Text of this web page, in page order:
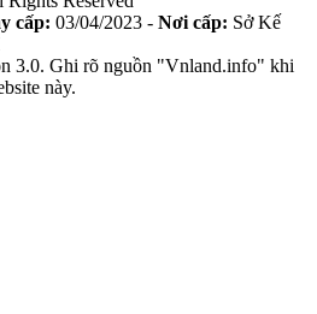
cấp: 03/04/2023 - Nơi cấp: Sở Kế
3.0. Ghi rõ nguồn "Vnland.info" khi
này.